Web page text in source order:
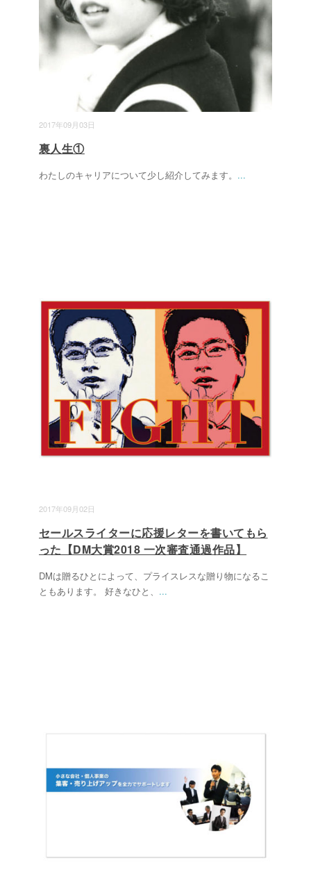
2017年09月03日
裏人生①
わたしのキャリアについて少し紹介してみます。 ...
2017年09月02日
セールスライターに応援レターを書いてもら
った【DM大賞2018 一次審査通過作品】
DMは贈るひとによって、プライスレスな贈り物になるこ
ともあります。 好きなひと、 ...